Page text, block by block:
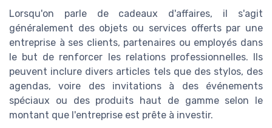
Lorsqu'on parle de cadeaux d'affaires, il s'agit
généralement des objets ou services offerts par une
entreprise à ses clients, partenaires ou employés dans
le but de renforcer les relations professionnelles. Ils
peuvent inclure divers articles tels que des stylos, des
agendas, voire des invitations à des événements
spéciaux ou des produits haut de gamme selon le
montant que l'entreprise est prête à investir.